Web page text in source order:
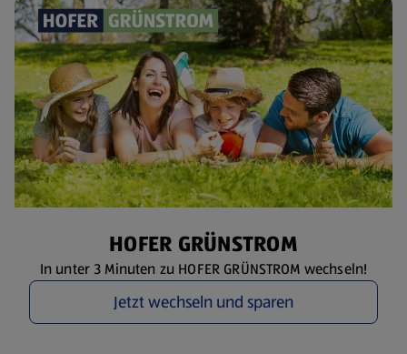
HOFER GRÜNSTROM
In unter 3 Minuten zu HOFER GRÜNSTROM wechseln!
Jetzt wechseln und sparen